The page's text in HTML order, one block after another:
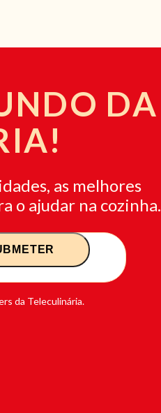
DA
as melhores
o ajudar na cozinha.
da Teleculinária.